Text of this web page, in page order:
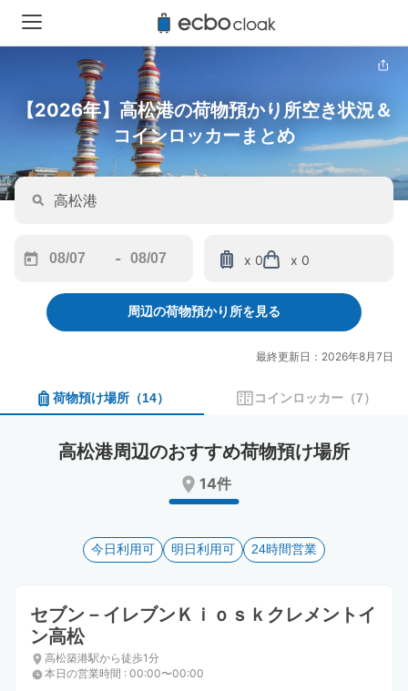
【2026年】高松港の荷物預かり所空き状況＆
コインロッカーまとめ
forward
interact
calendar
and
date.
the
keyboard
shortcuts
for
changing
-
backward
to
interact
calendar
and
a
date.
mark
key
the
keyboard
for
changing
x 0 x 0
周辺の荷物預かり所を見る
最終更新日：2026年8月7日
荷物預け場所 （14） コインロッカー （7）
高松港周辺のおすすめ荷物預け場所
14件
今日利用可 明日利用可 24時間営業
セブン－イレブンＫｉｏｓｋクレメントイ
ン高松
高松築港駅から徒歩1分
本日の営業時間 : 00:00〜00:00